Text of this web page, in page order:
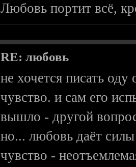
Любовь портит всё,
RE: любовь
не хочется писать
чувство. и сам его
вышло - другой
но... любовь даёт
чувство -